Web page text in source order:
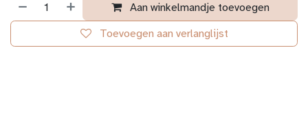
Aan winkelmandje toevoegen
Toevoegen aan verlanglijst